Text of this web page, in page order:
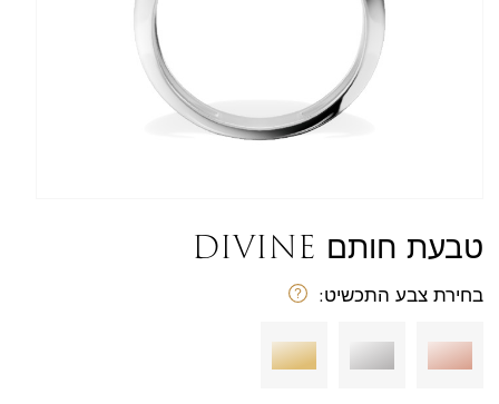
טבעת חותם DIVINE
בחירת צבע התכשיט: